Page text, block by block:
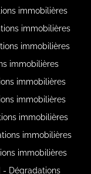
immobilières
immobilières
immobilières
immobilières
immobilières
immobilières
immobilières
immobilières
immobilières
- Dégradations